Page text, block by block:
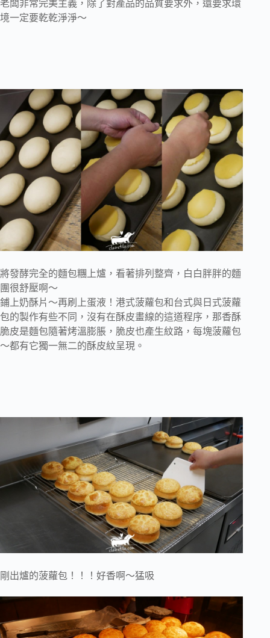
老闆非常完美主義，除了對產品的品質要求外，還要求環
境一定要乾乾淨淨～
將發酵完全的麵包糰上爐，看著排列整齊，白白胖胖的麵
團很舒壓啊～
鋪上奶酥片～再刷上蛋液！港式菠蘿包和台式與日式菠蘿
包的製作有些不同，沒有在酥皮畫線的這道程序，那香酥
脆皮是麵包隨著烤溫膨脹，脆皮也產生紋路，每塊菠蘿包
～都有它獨一無二的酥皮紋呈現。
剛出爐的菠蘿包！！！好香啊～猛吸